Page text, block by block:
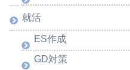
就活
ES作成
GD対策